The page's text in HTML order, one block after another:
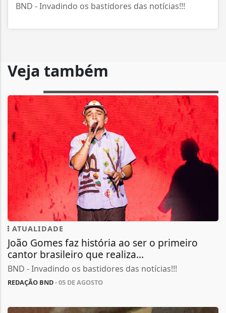
BND - Invadindo os bastidores das notícias!!!
Veja também
ATUALIDADE
João Gomes faz história ao ser o primeiro
cantor brasileiro que realiza...
BND - Invadindo os bastidores das notícias!!!
REDAÇÃO BND- 05 DE AGOSTO